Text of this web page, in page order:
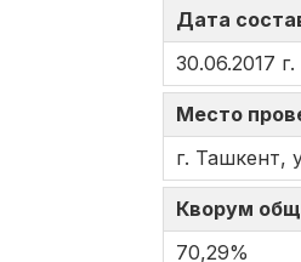
Дата
30.06.2017 г.
Место
г. Ташкент,
Кворум
70,29%